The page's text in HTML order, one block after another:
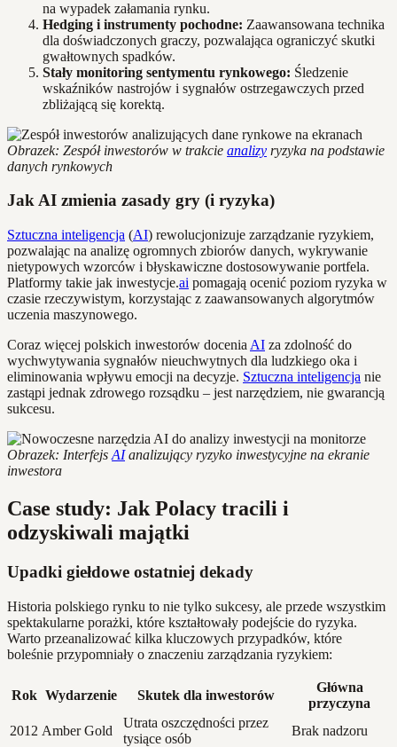
na wypadek załamania rynku.
Hedging i instrumenty pochodne: Zaawansowana technika
dla doświadczonych graczy, pozwalająca ograniczyć skutki
gwałtownych spadków.
Stały monitoring sentymentu rynkowego: Śledzenie
wskaźników nastrojów i sygnałów ostrzegawczych przed
zbliżającą się korektą.
Obrazek: Zespół inwestorów w trakcie analizy ryzyka na podstawie
danych rynkowych
Jak AI zmienia zasady gry (i ryzyka)
Sztuczna inteligencja (AI) rewolucjonizuje zarządzanie ryzykiem,
pozwalając na analizę ogromnych zbiorów danych, wykrywanie
nietypowych wzorców i błyskawiczne dostosowywanie portfela.
Platformy takie jak inwestycje.ai pomagają ocenić poziom ryzyka w
czasie rzeczywistym, korzystając z zaawansowanych algorytmów
uczenia maszynowego.
Coraz więcej polskich inwestorów docenia AI za zdolność do
wychwytywania sygnałów nieuchwytnych dla ludzkiego oka i
eliminowania wpływu emocji na decyzje. Sztuczna inteligencja nie
zastąpi jednak zdrowego rozsądku – jest narzędziem, nie gwarancją
sukcesu.
Obrazek: Interfejs AIanalizujący ryzyko inwestycyjne na ekranie
inwestora
Case study: Jak Polacy tracili i
odzyskiwali majątki
Upadki giełdowe ostatniej dekady
Historia polskiego rynku to nie tylko sukcesy, ale przede wszystkim
spektakularne porażki, które kształtowały podejście do ryzyka.
Warto przeanalizować kilka kluczowych przypadków, które
boleśnie przypomniały o znaczeniu zarządzania ryzykiem:
Rok Wydarzenie Skutek dla inwestorów
Główna
przyczyna
2012 Amber Gold
Utrata oszczędności przez
tysiące osób
Brak nadzoru